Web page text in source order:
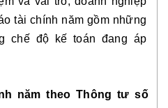
tài chính năm gồm những
chế độ kế toán đang áp
năm theo Thông tư số